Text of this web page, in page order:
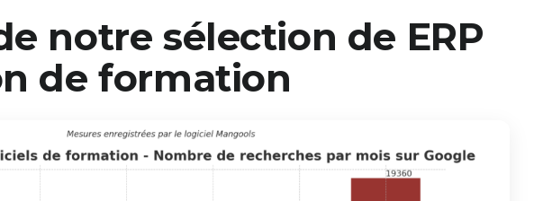
notre sélection de ERP
de formation